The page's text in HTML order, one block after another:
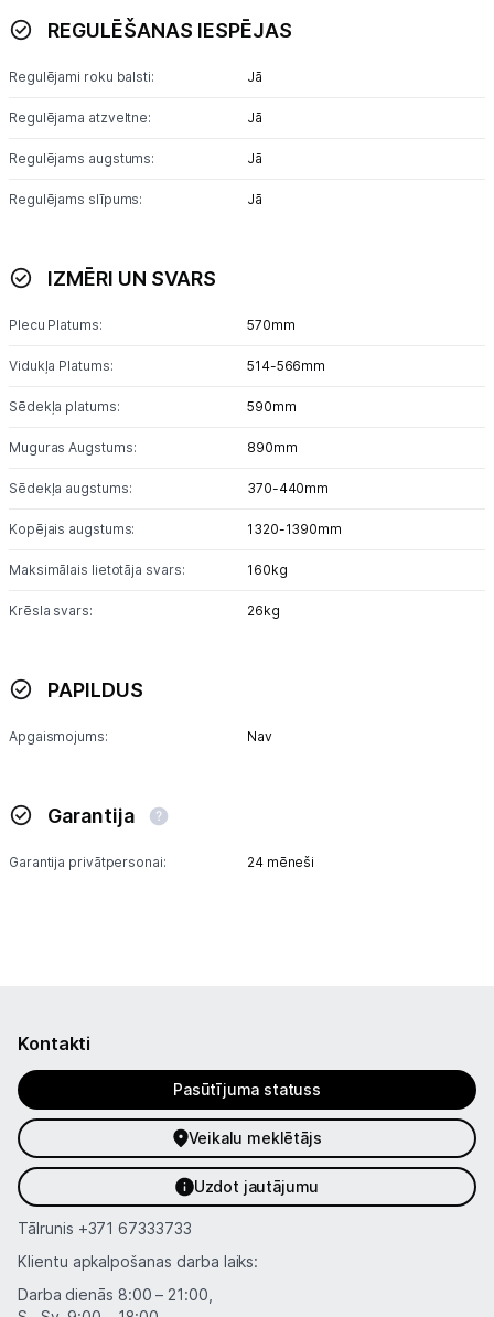
Informācija
REGULĒŠANAS IESPĒJAS
Regulējami roku balsti: Jā
Regulējama atzveltne: Jā
Regulējams augstums: Jā
Regulējams slīpums: Jā
IZMĒRI UN SVARS
Plecu Platums: 570mm
Vidukļa Platums: 514-566mm
Sēdekļa platums: 590mm
Muguras Augstums: 890mm
Sēdekļa augstums: 370-440mm
Kopējais augstums: 1320-1390mm
Maksimālais lietotāja svars: 160kg
Krēsla svars: 26kg
PAPILDUS
Apgaismojums: Nav
Garantija
Garantija privātpersonai: 24 mēneši
Kontakti
Pasūtījuma statuss
Veikalu meklētājs
Uzdot jautājumu
Tālrunis +371 67333733
Klientu apkalpošanas darba laiks:
Darba dienās 8:00 – 21:00,